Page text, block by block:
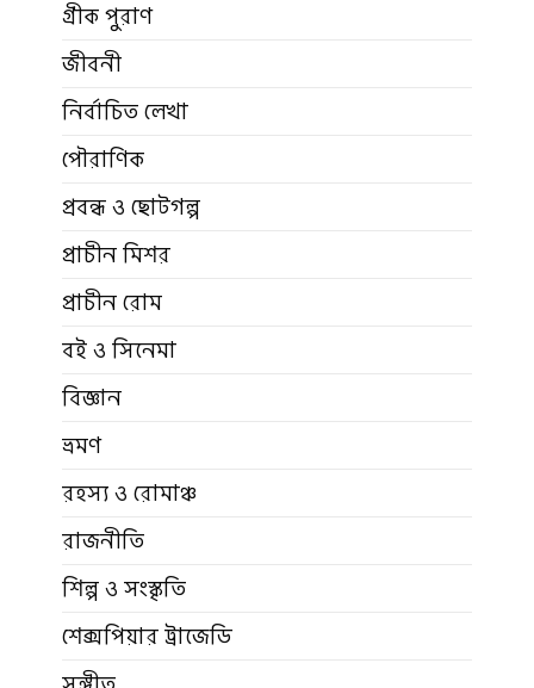
গ্রীক পুরাণ
জীবনী
নির্বাচিত লেখা
পৌরাণিক
প্রবন্ধ ও ছোটগল্প
প্রাচীন মিশর
প্রাচীন রোম
বই ও সিনেমা
বিজ্ঞান
ভ্রমণ
রহস্য ও রোমাঞ্চ
রাজনীতি
শিল্প ও সংস্কৃতি
শেক্সপিয়ার ট্রাজেডি